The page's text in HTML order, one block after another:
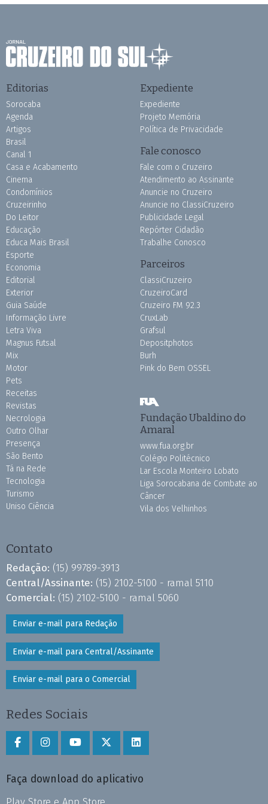
Editorias
Sorocaba
Agenda
Artigos
Brasil
Canal 1
Casa e Acabamento
Cinema
Condomínios
Cruzeirinho
Do Leitor
Educação
Educa Mais Brasil
Esporte
Economia
Editorial
Exterior
Guia Saúde
Informação Livre
Letra Viva
Magnus Futsal
Mix
Motor
Pets
Receitas
Revistas
Necrologia
Outro Olhar
Presença
São Bento
Tá na Rede
Tecnologia
Turismo
Uniso Ciência
Expediente
Expediente
Projeto Memória
Política de Privacidade
Fale conosco
Fale com o Cruzeiro
Atendimento ao Assinante
Anuncie no Cruzeiro
Anuncie no ClassiCruzeiro
Publicidade Legal
Repórter Cidadão
Trabalhe Conosco
Parceiros
ClassiCruzeiro
CruzeiroCard
Cruzeiro FM 92.3
CruxLab
Grafsul
Depositphotos
Burh
Pink do Bem OSSEL
Fundação Ubaldino do
Amaral
www.fua.org.br
Colégio Politécnico
Lar Escola Monteiro Lobato
Liga Sorocabana de Combate ao
Câncer
Vila dos Velhinhos
Contato
Redação: (15) 99789-3913
Central/Assinante: (15) 2102-5100 - ramal 5110
Comercial: (15) 2102-5100 - ramal 5060
Enviar e-mail para Redação
Enviar e-mail para Central/Assinante
Enviar e-mail para o Comercial
Redes Sociais
Faça download do aplicativo
Play Store e App Store